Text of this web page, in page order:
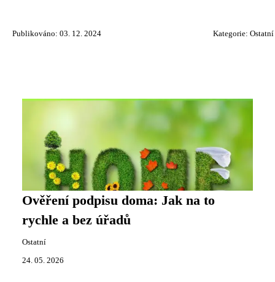
Publikováno: 03. 12. 2024 Kategorie: Ostatní
Ověření podpisu doma: Jak na to
rychle a bez úřadů
Ostatní
24. 05. 2026